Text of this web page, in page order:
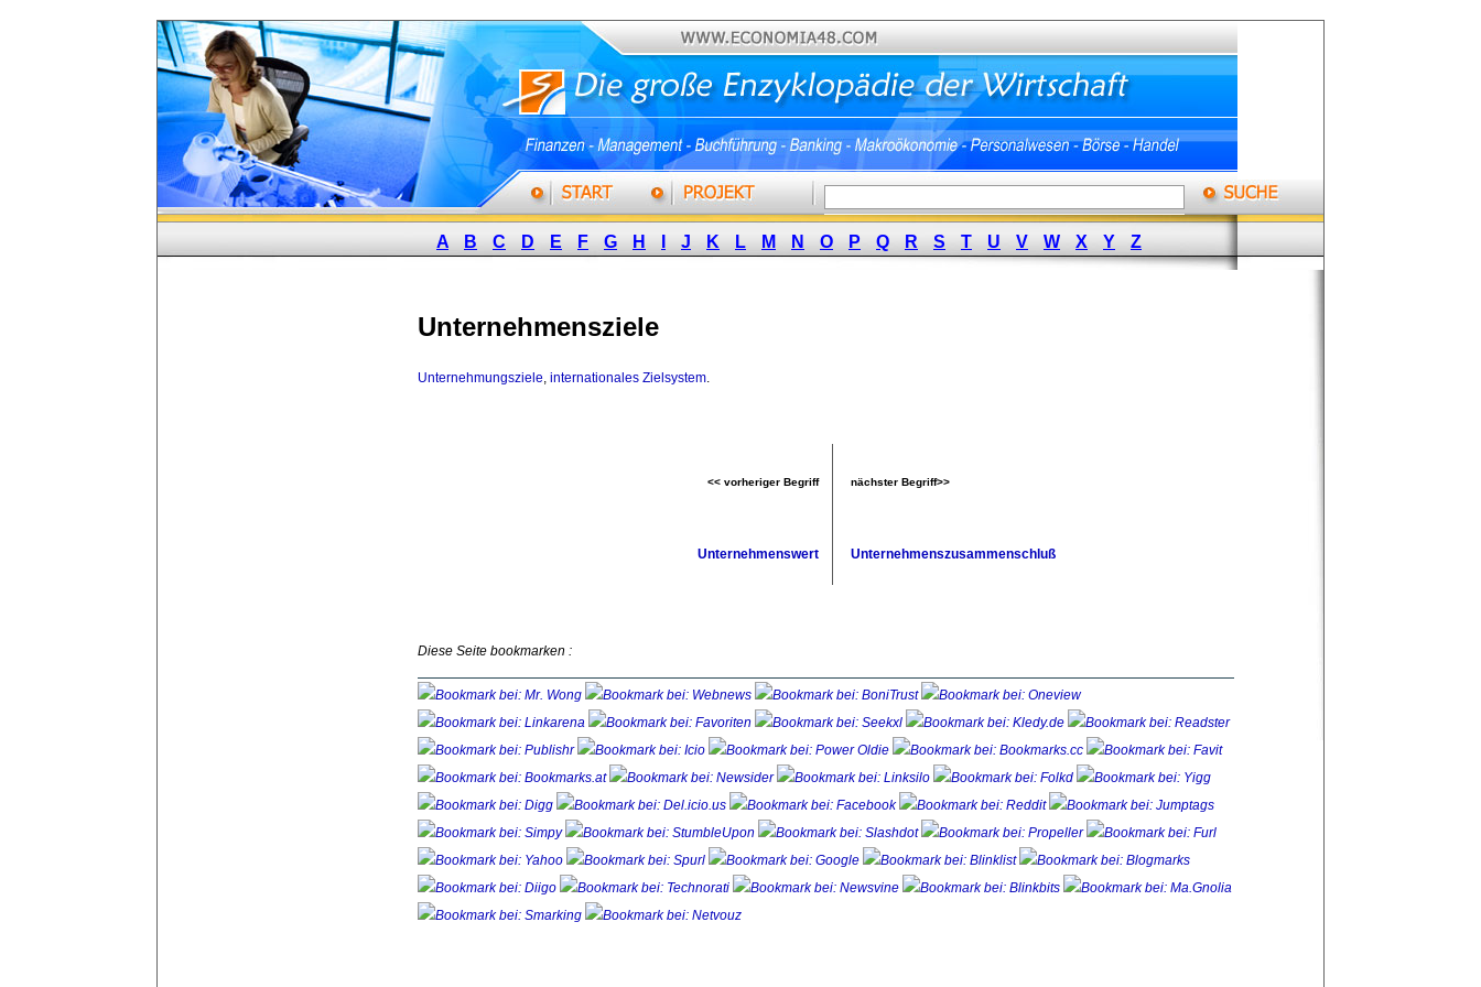
A B C D E F G H J K L M N O P Q R S T U V W X Y Z
Unternehmensziele
Unternehmungsziele, internationales Zielsystem.
<< vorheriger Begriff nächster Begriff>>
Unternehmenswert Unternehmenszusammenschluß
Diese Seite bookmarken :